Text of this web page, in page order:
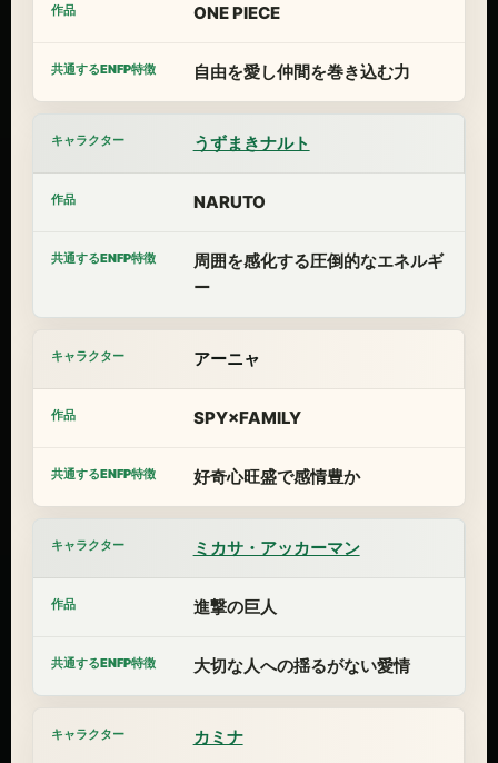
ONE PIECE
自由を愛し仲間を巻き込む力
うずまきナルト
NARUTO
周囲を感化する圧倒的なエネルギ
ー
アーニャ
SPY×FAMILY
好奇心旺盛で感情豊か
ミカサ・アッカーマン
進撃の巨人
大切な人への揺るがない愛情
カミナ